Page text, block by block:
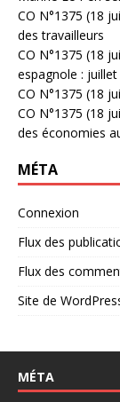
CO N°1375 (18
des travailleurs
CO N°1375 (18
espagnole : juillet
CO N°1375 (18
CO N°1375 (18
des économies
MÉTA
Connexion
Flux des
Flux des
Site de
MÉTA